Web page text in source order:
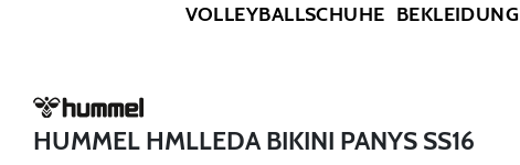
VOLLEYBALLSCHUHE BEKLEIDUNG
HUMMEL HMLLEDA BIKINI PANYS SS16